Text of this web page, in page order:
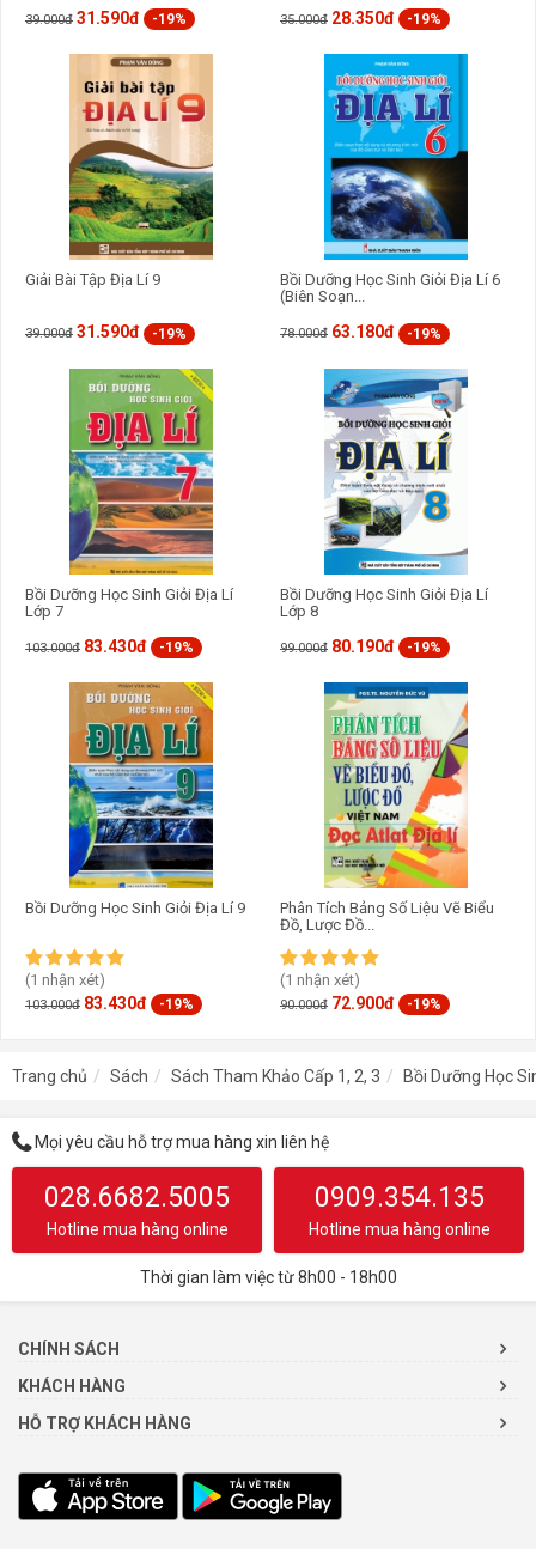
39.000đ 31.590đ -19% 35.000đ 28.350đ -19%
Giải Bài Tập Địa Lí 9
39.000đ 31.590đ -19%
Bồi Dưỡng Học Sinh Giỏi Địa Lí 6
(Biên Soạn...
78.000đ 63.180đ -19%
Bồi Dưỡng Học Sinh Giỏi Địa Lí
Lớp 7
103.000đ 83.430đ -19%
Bồi Dưỡng Học Sinh Giỏi Địa Lí
Lớp 8
99.000đ 80.190đ -19%
Bồi Dưỡng Học Sinh Giỏi Địa Lí 9
(1 nhận xét)
103.000đ 83.430đ -19%
Phân Tích Bảng Số Liệu Vẽ Biểu
Đồ, Lược Đồ...
(1 nhận xét)
90.000đ 72.900đ -19%
Trang chủ Sách Sách Tham Khảo Cấp 1, 2, 3 Bồi Dưỡng Học
Mọi yêu cầu hỗ trợ mua hàng xin liên hệ
028.6682.5005
Hotline mua hàng online
0909.354.135
Hotline mua hàng online
Thời gian làm việc từ 8h00 - 18h00
CHÍNH SÁCH
KHÁCH HÀNG
HỖ TRỢ KHÁCH HÀNG